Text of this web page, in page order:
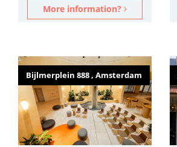
More information?
Bijlmerplein 888 , Amsterdam